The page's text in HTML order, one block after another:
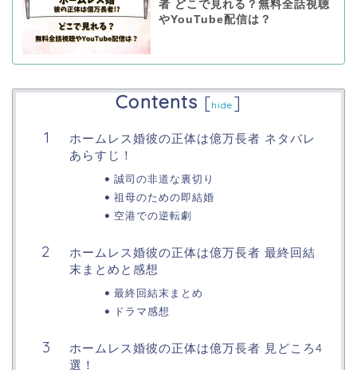
者 どこで見れる？無料全話視聴
やYouTube配信は？
Contents [hide ]
ホームレス婚彼の正体は億万長者 ネタバレ
あらすじ！
誠司の非道な裏切り
祖母のための即結婚
空港での逆転劇
ホームレス婚彼の正体は億万長者 最終回結
末まとめと感想
最終回結末まとめ
ドラマ感想
ホームレス婚彼の正体は億万長者 見どころ4
選！